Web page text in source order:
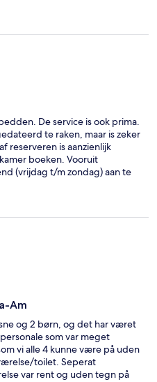
De service is ook prima.
te raken, maar is zeker
reserveren is aanzienlijk
boeken. Vooruit
(vrijdag t/m zondag) aan te
met met name Thaise
moment ook uitgebreider
Am
og 2 børn, og det har været
som var meget
vi alle 4 kunne være på uden
toilet. Seperat
var rent og uden tegn på